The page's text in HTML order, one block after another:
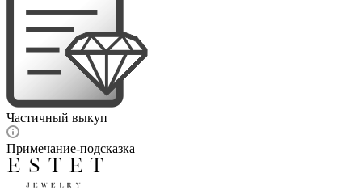
Частичный выкуп
Примечание-подсказка